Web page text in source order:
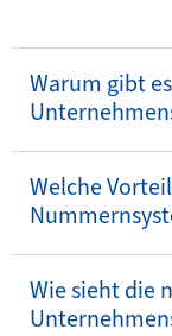
Warum gibt
Welche
Wie sieht die